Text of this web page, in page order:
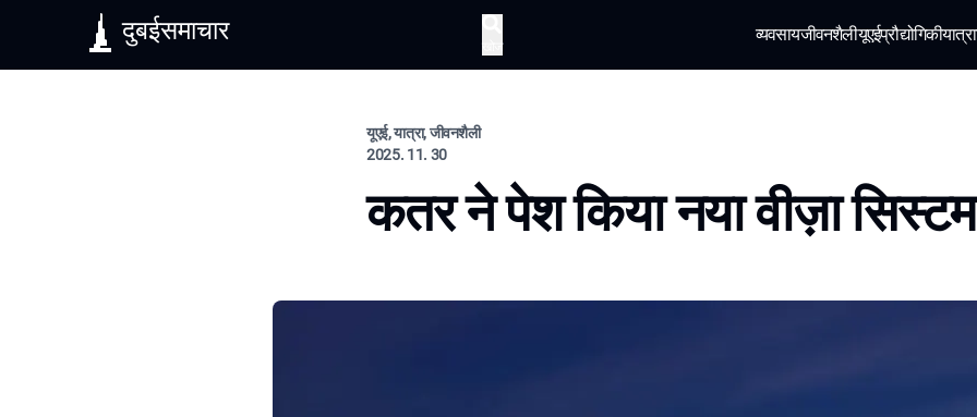
दुबईसमाचार व्यवसायजीवनशैलीयूएईप्रौद्योगिकीयात्रा
यूएई, यात्रा, जीवनशैली
2025. 11. 30
कतर ने पेश किया नया वीज़ा सिस्टम